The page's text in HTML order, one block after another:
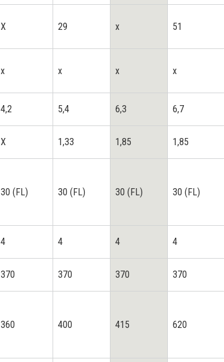
X 29 x 51
x x x x
4,2 5,4 6,3 6,7
X 1,33 1,85 1,85
30 (FL) 30 (FL) 30 (FL) 30 (FL)
4 4 4 4
370 370 370 370
360 400 415 620